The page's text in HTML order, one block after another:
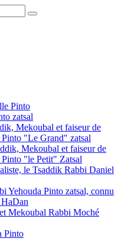
Pinto
zatsal
Mekoubal et faiseur de
"Le Grand" zatsal
Mekoubal et faiseur de
"le Petit" Zatsal
le Tsaddik Rabbi Daniel
Yehouda Pinto zatsal, connu
Mekoubal Rabbi Moché
Pinto